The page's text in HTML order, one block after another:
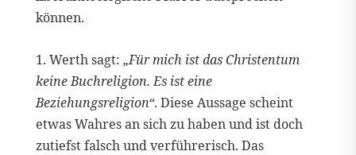
können.
1. Werth sagt: „Für mich ist das Christentum
keine Buchreligion. Es ist eine
Beziehungsreligion“. Diese Aussage scheint
etwas Wahres an sich zu haben und ist doch
zutiefst falsch und verführerisch. Das